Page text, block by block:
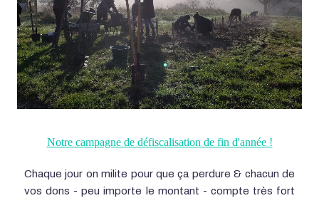
Notre campagne de défiscalisation de fin d'année !
Chaque jour on milite pour que ça perdure & chacun de
vos dons - peu importe le montant - compte très fort